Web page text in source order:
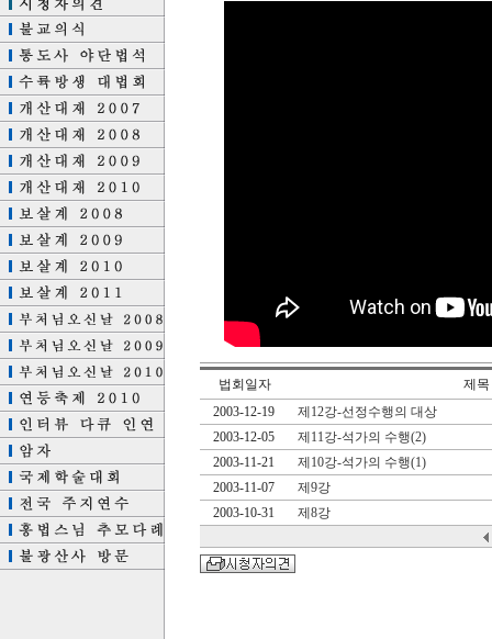
법회일자
제목
2003-12-19
제12강-선정수행의 대상
2003-12-05
제11강-석가의 수행(2)
2003-11-21
제10강-석가의 수행(1)
2003-11-07
제9강
2003-10-31
제8강